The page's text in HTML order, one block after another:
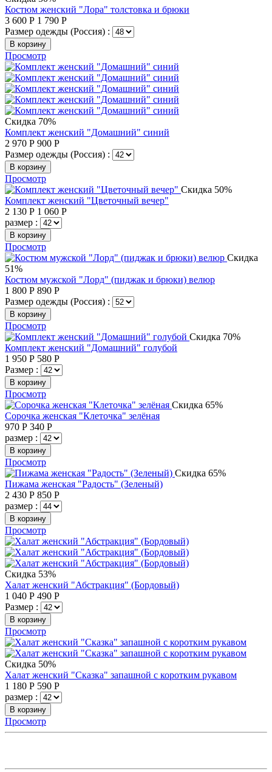
Костюм женский "Лора" толстовка и брюки
3 600 Р 1 790 Р
Размер одежды (Россия) :
В корзину
Просмотр
Скидка 70%
Комплект женский "Домашний" синий
2 970 Р 900 Р
Размер одежды (Россия) :
В корзину
Просмотр
Скидка 50%
Комплект женский "Цветочный вечер"
2 130 Р 1 060 Р
размер :
В корзину
Просмотр
Скидка
51%
Костюм мужской "Лорд" (пиджак и брюки) велюр
1 800 Р 890 Р
Размер одежды (Россия) :
В корзину
Просмотр
Скидка 70%
Комплект женский "Домашний" голубой
1 950 Р 580 Р
Размер :
В корзину
Просмотр
Скидка 65%
Сорочка женская "Клеточка" зелёная
970 Р 340 Р
размер :
В корзину
Просмотр
Скидка 65%
Пижама женская "Радость" (Зеленый)
2 430 Р 850 Р
размер :
В корзину
Просмотр
Скидка 53%
Халат женский "Абстракция" (Бордовый)
1 040 Р 490 Р
Размер :
В корзину
Просмотр
Скидка 50%
Халат женский "Сказка" запашной с коротким рукавом
1 180 Р 590 Р
размер :
В корзину
Просмотр